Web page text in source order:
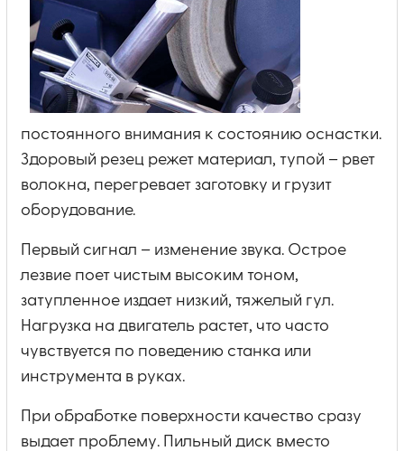
постоянного внимания к состоянию оснастки.
Здоровый резец режет материал, тупой – рвет
волокна, перегревает заготовку и грузит
оборудование.
Первый сигнал – изменение звука. Острое
лезвие поет чистым высоким тоном,
затупленное издает низкий, тяжелый гул.
Нагрузка на двигатель растет, что часто
чувствуется по поведению станка или
инструмента в руках.
При обработке поверхности качество сразу
выдает проблему. Пильный диск вместо